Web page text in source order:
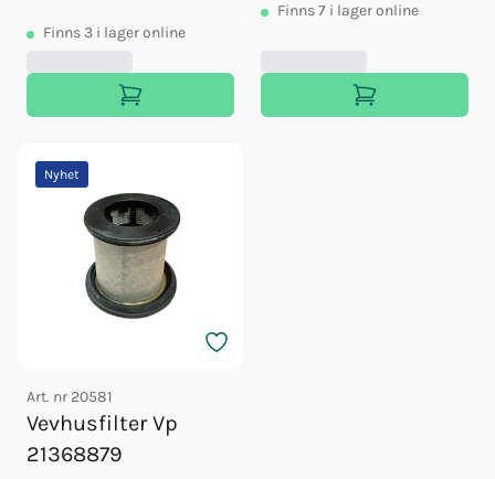
Finns 3 i lager online
Finns7 i lager online
Nyhet
Art. nr 20581
Vevhusfilter Vp
21368879